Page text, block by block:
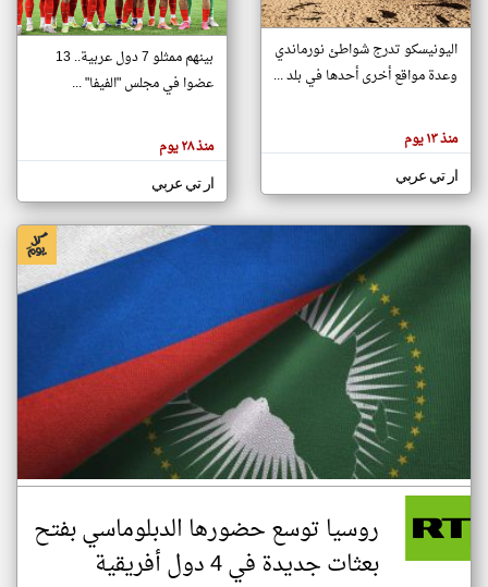
تغيير الدولة
اخبار جزر القمر على مدار الساعة
أهم اخبار جزر القمر العاجلة والمباشرة
هنا عن
وجهة
كاتبيها.
اليونيسكو تدرج شواطئ نورماندي
وعدة مواقع أخرى أحدها في بلد ...
منذ ١٣ يوم
ار تي عربي
بينهم ممثلو 7 دول عربية.. 13
عضوا في مجلس "الفيفا" ...
منذ ٢٨ يوم
ار تي عربي
روسيا توسع حضورها الدبلوماسي بفتح
بعثات جديدة في 4 دول أفريقية
klyoum.com